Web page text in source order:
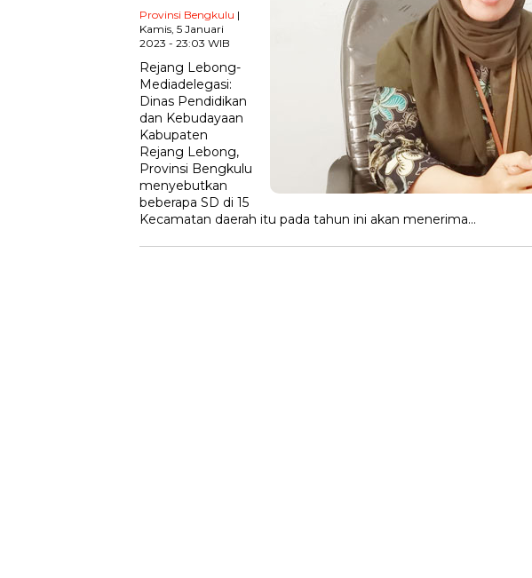
Provinsi Bengkulu |
Kamis, 5 Januari
2023 - 23:03 WIB
Rejang Lebong-
Mediadelegasi:
Dinas Pendidikan
dan Kebudayaan
Kabupaten
Rejang Lebong,
Provinsi Bengkulu
menyebutkan
beberapa SD di 15
Kecamatan daerah itu pada tahun ini akan menerima…